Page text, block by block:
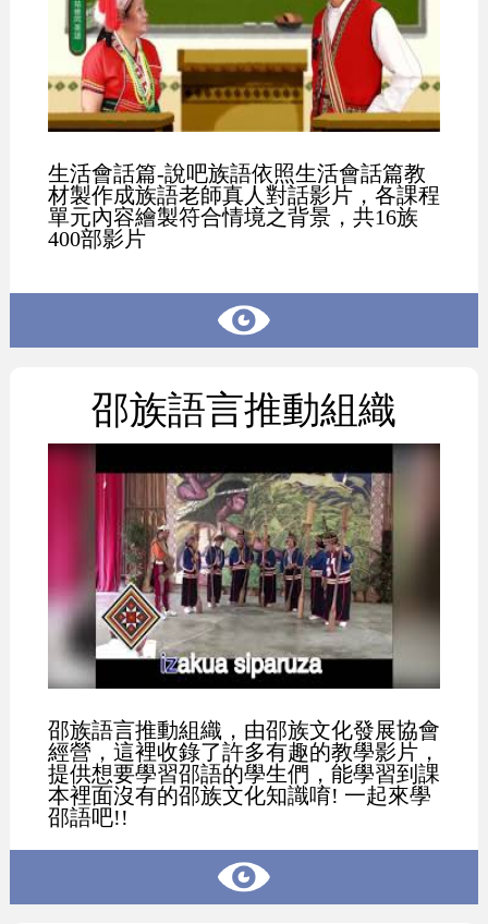
生活會話篇-說吧族語依照生活會話篇教
材製作成族語老師真人對話影片，各課程
單元內容繪製符合情境之背景，共16族
400部影片
邵族語言推動組織
邵族語言推動組織，由邵族文化發展協會
經營，這裡收錄了許多有趣的教學影片，
提供想要學習邵語的學生們，能學習到課
本裡面沒有的邵族文化知識唷! 一起來學
邵語吧!!